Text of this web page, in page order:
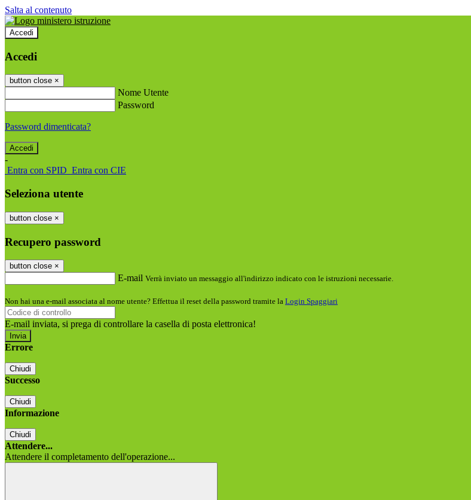
Salta al contenuto
Accedi
Accedi
button close ×
Nome Utente
Password
Password dimenticata?
-
Entra con SPID Entra con CIE
Seleziona utente
button close ×
Recupero password
button close ×
E-mail Verrà inviato un messaggio all'indirizzo indicato con le istruzioni necessarie.
Non hai una e-mail associata al nome utente? Effettua il reset della password tramite la Login Spaggiari
E-mail inviata, si prega di controllare la casella di posta elettronica!
Errore
Chiudi
Successo
Chiudi
Informazione
Chiudi
Attendere...
Attendere il completamento dell'operazione...